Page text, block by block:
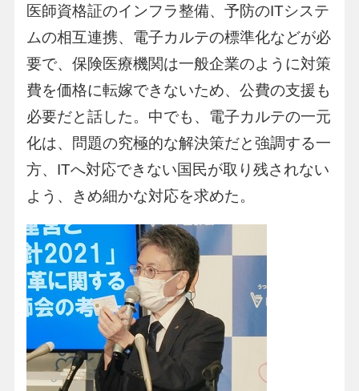
医師資格証のインフラ整備、予防のITシステ
ムの相互連携、電子カルテの標準化などが必
要で、保険医療機関は一般企業のように対策
費を価格に転嫁できないため、公費の支援も
必要だと話した。中でも、電子カルテの一元
化は、問題の究極的な解決策だと強調する一
方、ITへ対応できない国民が取り残されない
よう、きめ細かな対応を求めた。